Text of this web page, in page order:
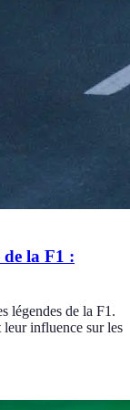
de la F1 :
légendes de la F1.
leur influence sur les